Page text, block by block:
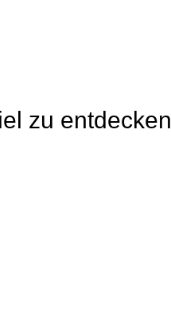
zu entdecken